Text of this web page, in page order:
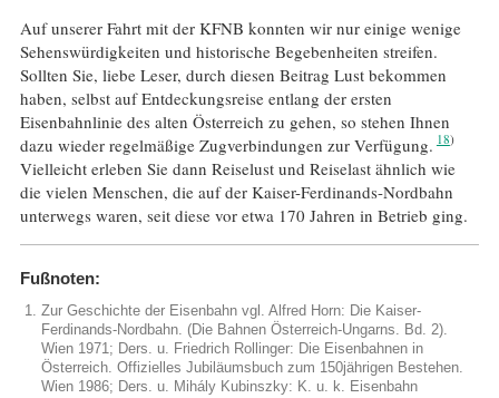
Auf unserer Fahrt mit der KFNB konnten wir nur einige wenige
Sehenswürdigkeiten und historische Begebenheiten streifen.
Sollten Sie, liebe Leser, durch diesen Beitrag Lust bekommen
haben, selbst auf Entdeckungsreise entlang der ersten
Eisenbahnlinie des alten Österreich zu gehen, so stehen Ihnen
dazu wieder regelmäßige Zugverbindungen zur Verfügung. 18
Vielleicht erleben Sie dann Reiselust und Reiselast ähnlich wie
die vielen Menschen, die auf der Kaiser-Ferdinands-Nordbahn
unterwegs waren, seit diese vor etwa 170 Jahren in Betrieb ging.
Fußnoten:
Zur Geschichte der Eisenbahn vgl. Alfred Horn: Die Kaiser-
Ferdinands-Nordbahn. (Die Bahnen Österreich-Ungarns. Bd. 2).
Wien 1971; Ders. u. Friedrich Rollinger: Die Eisenbahnen in
Österreich. Offizielles Jubiläumsbuch zum 150jährigen Bestehen.
Wien 1986; Ders. u. Mihály Kubinszky: K. u. k. Eisenbahn